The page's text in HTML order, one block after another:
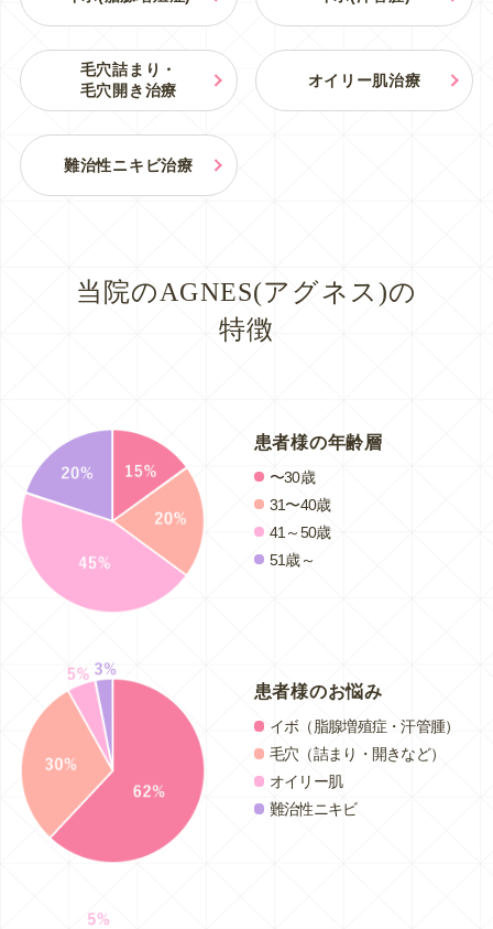
毛穴詰まり・
毛穴開き治療
オイリー肌治療
難治性ニキビ治療
当院のAGNES(アグネス)の
特徴
患者様の年齢層
〜30歳
31〜40歳
41～50歳
51歳～
患者様のお悩み
イボ（脂腺増殖症・汗管腫）
毛穴（詰まり・開きなど）
オイリー肌
難治性ニキビ